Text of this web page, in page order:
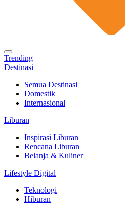
Trending
Destinasi
Semua Destinasi
Domestik
Internasional
Liburan
Inspirasi Liburan
Rencana Liburan
Belanja & Kuliner
Lifestyle Digital
Teknologi
Hiburan